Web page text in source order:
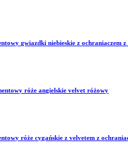
gwiazdki niebieskie z ochraniaczem z
róże angielskie velvet różowy
róże cygańskie z velvetem z